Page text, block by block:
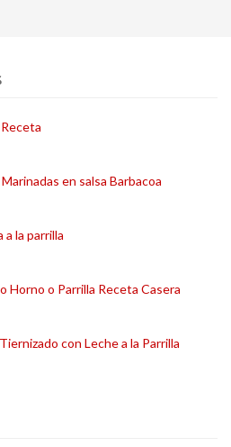
en salsa Barbacoa
a la parrilla
Horno o Parrilla Receta Casera
con Leche a la Parrilla